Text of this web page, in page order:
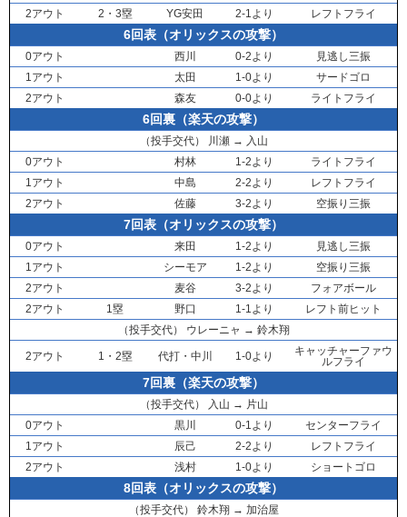
2アウト
2・3塁 YG安田 2-1より レフトフライ
6回表（オリックスの攻撃）
0アウト 西川 0-2より
見逃し三振
1アウト
太田 1-0より
サードゴロ
2アウト
森友 0-0より ライトフライ
6回裏（楽天の攻撃）
（投手交代） 川瀬→ 入山
0アウト
村林 1-2より
ライトフライ
1アウト
中島 2-2より
レフトフライ
2アウト
佐藤 3-2より 空振り三振
7回表（オリックスの攻撃）
0アウト 来田 1-2より
見逃し三振
1アウト
シーモア 1-2より
空振り三振
2アウト
麦谷 3-2より
フォアボール
2アウト
1塁 野口 1-1より
レフト前ヒット
（投手交代）
ウレーニャ → 鈴木翔
2アウト 1・2塁 代打・ 中川 1-0より
キャッチャーファウ
ルフライ
7回裏（楽天の攻撃）
（投手交代） 入山 → 片山
0アウト
黒川 0-1より
センターフライ
1アウト
辰己 2-2より
レフトフライ
2アウト
浅村 1-0より ショートゴロ
8回表（オリックスの攻撃）
（投手交代） 鈴木翔 → 加治屋